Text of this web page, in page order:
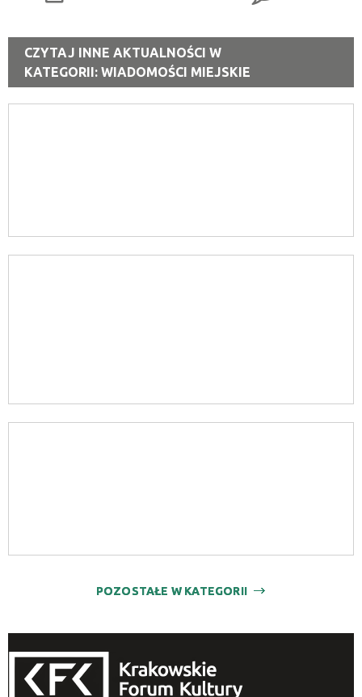
CZYTAJ INNE AKTUALNOŚCI W
KATEGORII: WIADOMOŚCI MIEJSKIE
POZOSTAŁE W KATEGORII